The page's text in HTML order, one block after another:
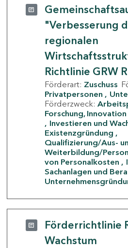
"Verbesserung
regionalen
Richtlinie GRW
Förderart: Zuschuss
Privatpersonen
Förderzweck:
Forschung,
Investieren und
Existenzgründung
Qualifizierung/Aus-
Weiterbildung/
von Personalkosten
Sachanlagen und
Förderrichtlinie
Wachstum